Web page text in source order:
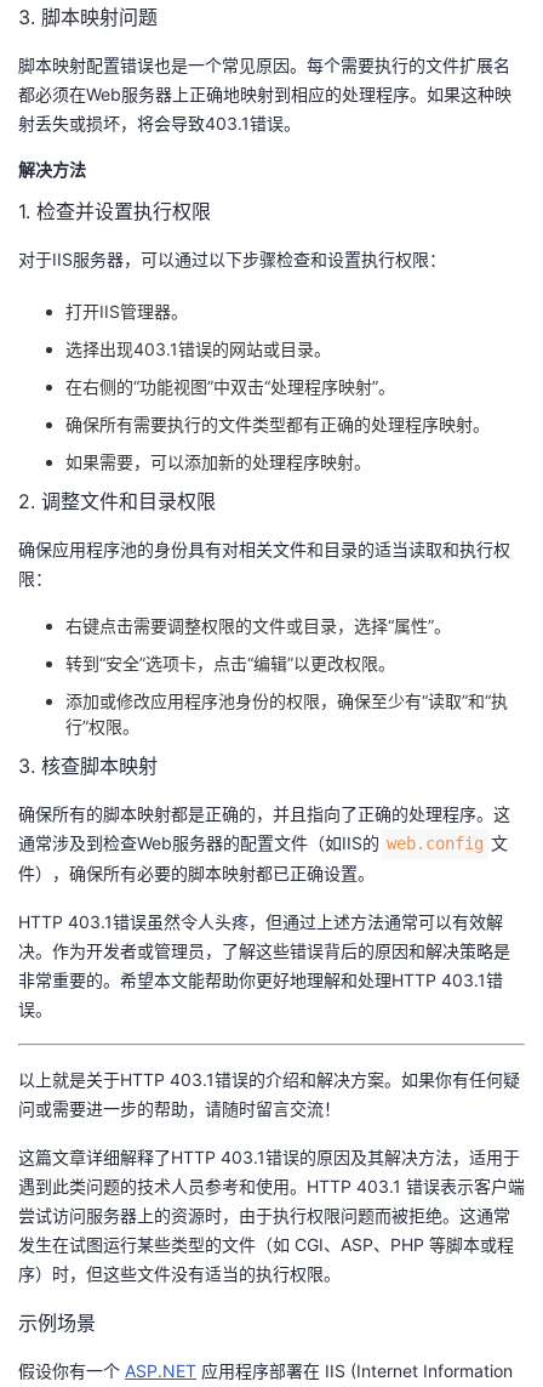
者
学
我
的
程
我
认
的
验
我
收
藏
支
持
的
技
术
我
的
云
议
3. 脚本映射问题
脚本映射配置错误也是一个常见原因。每个需要执行的文件扩展名
都必须在Web服务器上正确地映射到相应的处理程序。如果这种映
射丢失或损坏，将会导致403.1错误。
解决方法
1. 检查并设置执行权限
对于IIS服务器，可以通过以下步骤检查和设置执行权限：
打开IIS管理器。
选择出现403.1错误的网站或目录。
在右侧的“功能视图”中双击“处理程序映射”。
确保所有需要执行的文件类型都有正确的处理程序映射。
如果需要，可以添加新的处理程序映射。
2. 调整文件和目录权限
确保应用程序池的身份具有对相关文件和目录的适当读取和执行权
限：
右键点击需要调整权限的文件或目录，选择“属性”。
转到“安全”选项卡，点击“编辑”以更改权限。
添加或修改应用程序池身份的权限，确保至少有“读取”和“执
行”权限。
3. 核查脚本映射
确保所有的脚本映射都是正确的，并且指向了正确的处理程序。这
通常涉及到检查Web服务器的配置文件（如IIS的​ ​web.config​ ​文
件），确保所有必要的脚本映射都已正确设置。
HTTP 403.1错误虽然令人头疼，但通过上述方法通常可以有效解
决。作为开发者或管理员，了解这些错误背后的原因和解决策略是
非常重要的。希望本文能帮助你更好地理解和处理HTTP 403.1错
误。
以上就是关于HTTP 403.1错误的介绍和解决方案。如果你有任何疑
问或需要进一步的帮助，请随时留言交流！
这篇文章详细解释了HTTP 403.1错误的原因及其解决方法，适用于
遇到此类问题的技术人员参考和使用。HTTP 403.1 错误表示客户端
尝试访问服务器上的资源时，由于执行权限问题而被拒绝。这通常
发生在试图运行某些类型的文件（如 CGI、ASP、PHP 等脚本或程
序）时，但这些文件没有适当的执行权限。
示例场景
假设你有一个 ​ ​ASP.NET​ ​ 应用程序部署在 IIS (Internet Information